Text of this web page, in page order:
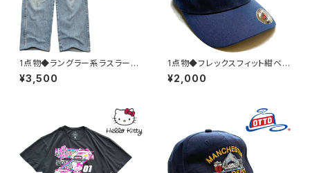
1点物◆ラングラー系ラスラーR
USTLERデニムパンツ薄青ジー
ンズ古着36メンズXLレディース
¥3,500
1点物◆フレックスフィット紺ベ
ースボールキャップ古着L/XLメ
ンズレディースOKアメカジ90s
¥2,000